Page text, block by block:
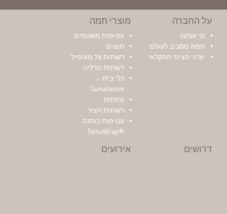
על החברה
מי אנחנו
תמה מסביב לעולם
יצרני הציוד החקלאי
מוצרי תמה
עטיפות משטחים
חוטים
רשתות צל מונופיל
רשתות הדליה
כלי בית –
TamaHome
טפחות
רשתות חציר
עטיפות כותנה
®TamaWrap
דרושים
אירועים